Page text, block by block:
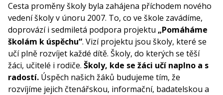
Cesta proměny školy byla zahájena příchodem nového
vedení školy v únoru 2007. To, co ve škole zavádíme,
doprovází i sedmiletá podpora projektu „Pomáháme
školám k úspěchu“. Vizí projektu jsou školy, které se
učí plně rozvíjet každé dítě. Školy, do kterých se těší
žáci, učitelé i rodiče. Školy, kde se žáci učí naplno a s
radostí. Úspěch našich žáků budujeme tím, že
rozvíjíme jejich čtenářskou, informační, badatelskou a